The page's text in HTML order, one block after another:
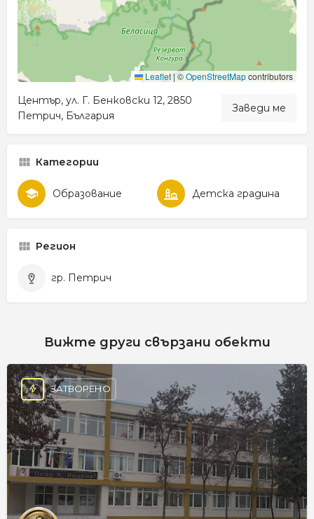
Leaflet | ©OpenStreetMapcontributors
Център, ул. Г. Бенковски 12, 2850
Петрич, България
Заведи ме
Категории
Образование Детска градина
Регион
гр. Петрич
Вижте други свързани обекти
ЗАТВОРЕНО